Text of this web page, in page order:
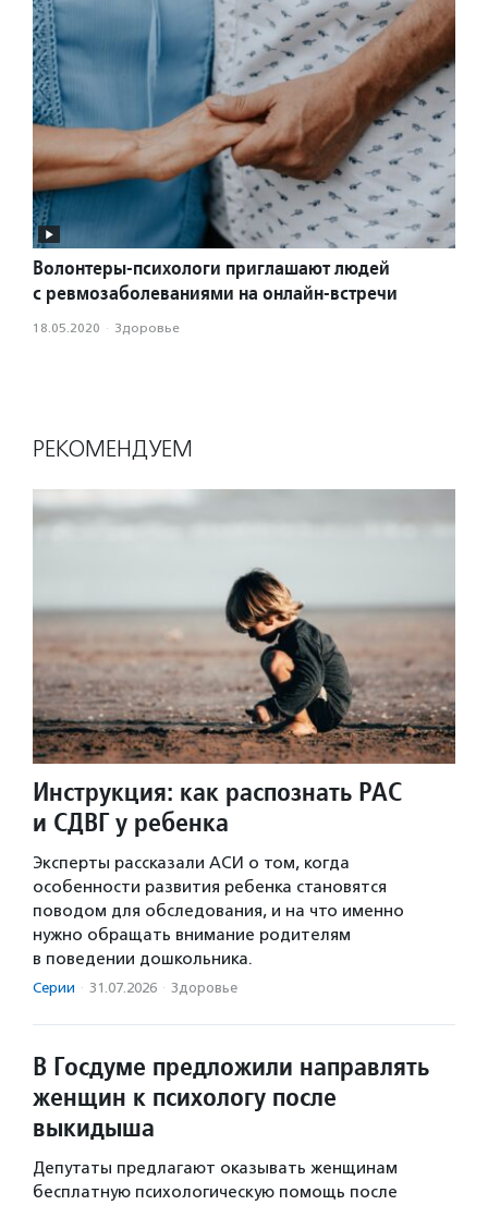
Волонтеры-психологи приглашают людей
с ревмозаболеваниями на онлайн-встречи
18.05.2020 · Здоровье
РЕКОМЕНДУЕМ
Инструкция: как распознать РАС
и СДВГ у ребенка
Эксперты рассказали АСИ о том, когда
особенности развития ребенка становятся
поводом для обследования, и на что именно
нужно обращать внимание родителям
в поведении дошкольника.
Серии · 31.07.2026 · Здоровье
В Госдуме предложили направлять
женщин к психологу после
выкидыша
Депутаты предлагают оказывать женщинам
бесплатную психологическую помощь после